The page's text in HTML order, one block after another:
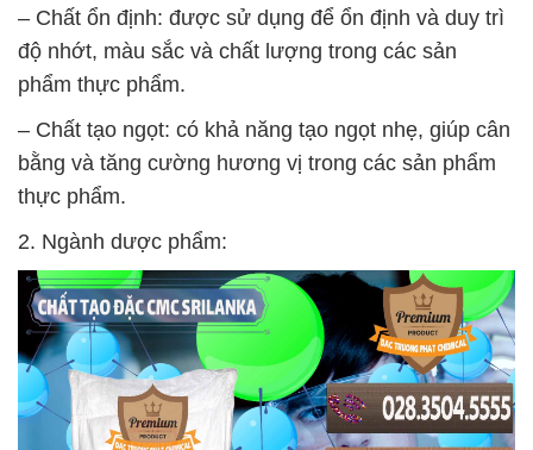
– Chất ổn định: được sử dụng để ổn định và duy trì
độ nhớt, màu sắc và chất lượng trong các sản
phẩm thực phẩm.
– Chất tạo ngọt: có khả năng tạo ngọt nhẹ, giúp cân
bằng và tăng cường hương vị trong các sản phẩm
thực phẩm.
2. Ngành dược phẩm: